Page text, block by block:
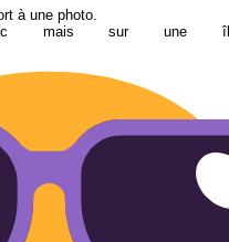
à une photo.
mais sur une